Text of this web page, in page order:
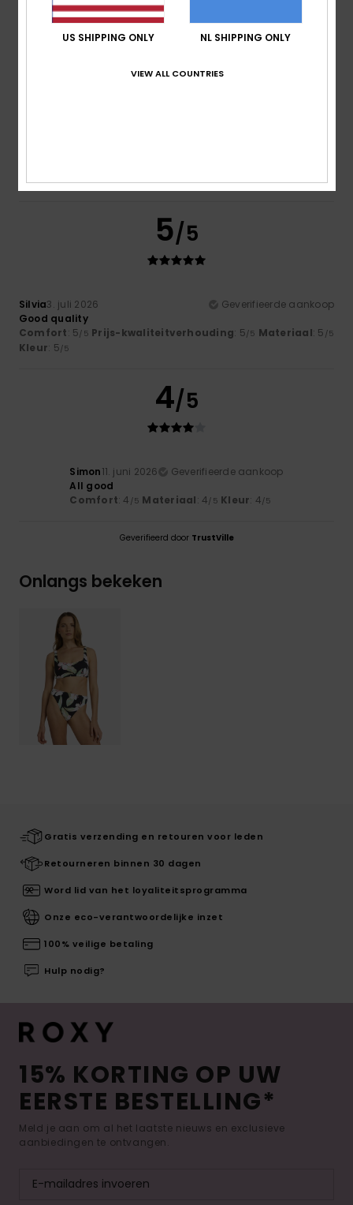
5/5
Silvia3. juli 2026
Geverifieerde aankoop
Good quality
Comfort: 5/5 Prijs-kwaliteitverhouding: 5/5 Materiaal: 5 /5
Kleur: 5/5
4/5
Simon11. juni 2026
Geverifieerde aankoop
All good
Comfort: 4 /5 Materiaal: 4/5 Kleur: 4/5
Geverifieerd door TrustVille
Onlangs bekeken
Gratis verzending en retouren voor leden
Retourneren binnen 30 dagen
Word lid van het loyaliteitsprogramma
Onze eco-verantwoordelijke inzet
100% veilige betaling
Hulp nodig?
15% KORTING OP UW
EERSTE BESTELLING*
Meld je aan om al het laatste nieuws en exclusieve
aanbiedingen te ontvangen.
US SHIPPING ONLY NL SHIPPING ONLY
VIEW ALL COUNTRIES